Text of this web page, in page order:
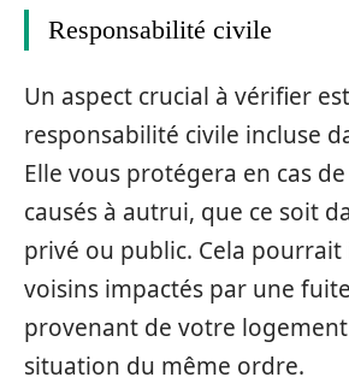
Responsabilité civile
Un aspect crucial à vérifier
responsabilité civile incluse
Elle vous protégera en cas
causés à autrui, que ce soit
privé ou public. Cela
voisins impactés par une fuite
provenant de votre
situation du même ordre.